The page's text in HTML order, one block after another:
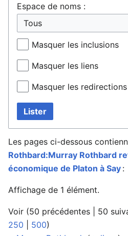
Espace de noms :
Masquer les inclusions
Masquer les liens
Masquer les redirections
Lister
Les pages ci-dessous
Rothbard:Murray Rothbard
économique de Platon à Say :
Affichage de 1 élément.
Voir (50 précédentes 50
250
500)